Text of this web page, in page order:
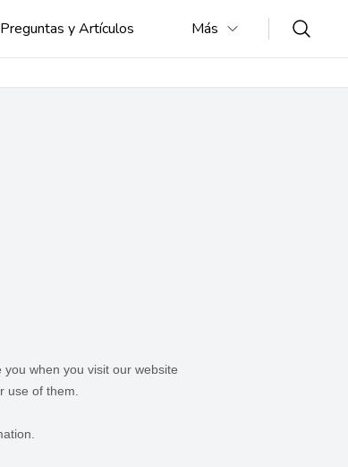
Preguntas y Artículos Más